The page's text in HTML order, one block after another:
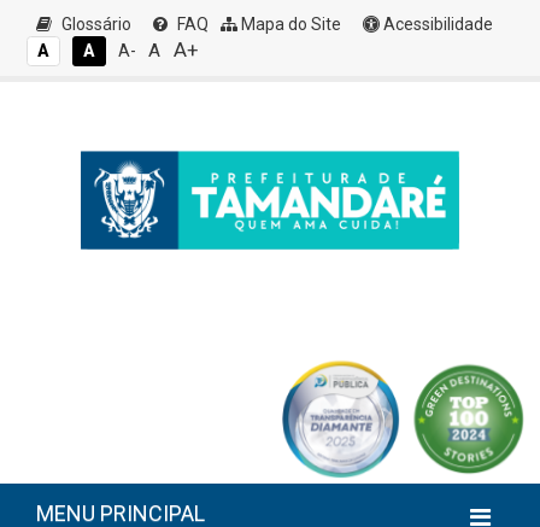
Glossário FAQ Mapa do Site
Acessibilidade
A
A A- A A+
MENU PRINCIPAL